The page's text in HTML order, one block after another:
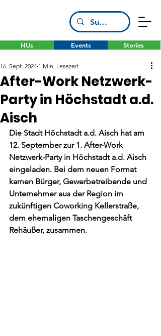
HUs Stories
Events
After-Work Netzwerk-
Party in Höchstadt a.d.
Aisch
16. Sept. 2024 1 Min. Lesezeit
Die Stadt Höchstadt a.d. Aisch hat am
12. September zur 1. After-Work
Netzwerk-Party in Höchstadt a.d. Aisch
eingeladen. Bei dem neuen Format
kamen Bürger, Gewerbetreibende und
Unternehmer aus der Region im
zukünftigen Coworking Kellerstraße,
dem ehemaligen Taschengeschäft
Rehäußer, zusammen.